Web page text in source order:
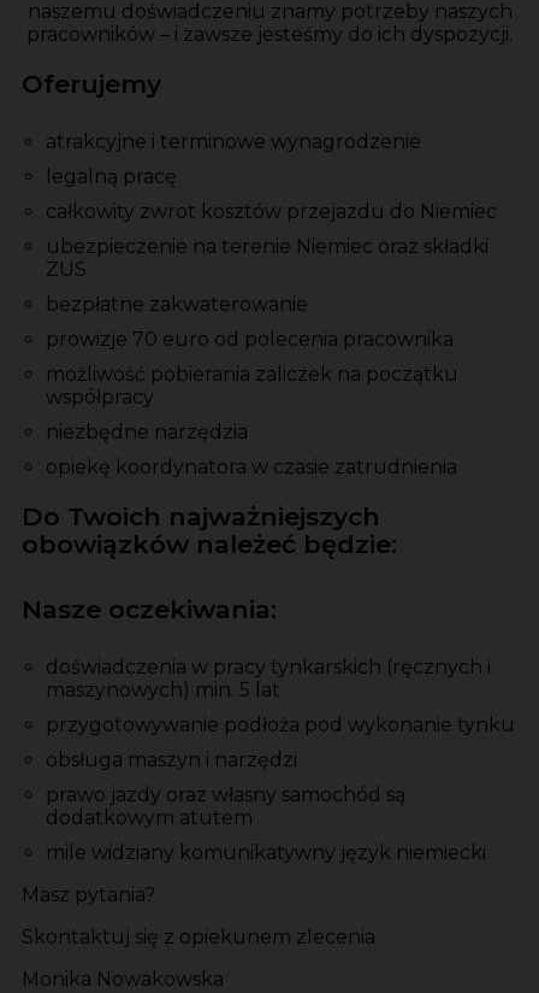
naszemu doświadczeniu znamy potrzeby naszych
pracowników – i zawsze jesteśmy do ich dyspozycji.
Oferujemy
atrakcyjne i terminowe wynagrodzenie
legalną pracę
całkowity zwrot kosztów przejazdu do Niemiec
ubezpieczenie na terenie Niemiec oraz składki
ZUS
bezpłatne zakwaterowanie
prowizje 70 euro od polecenia pracownika
możliwość pobierania zaliczek na początku
współpracy
niezbędne narzędzia
opiekę koordynatora w czasie zatrudnienia
Do Twoich najważniejszych
obowiązków należeć będzie:
Nasze oczekiwania:
doświadczenia w pracy tynkarskich (ręcznych i
maszynowych) min. 5 lat
przygotowywanie podłoża pod wykonanie tynku
obsługa maszyn i narzędzi
prawo jazdy oraz własny samochód są
dodatkowym atutem
mile widziany komunikatywny język niemiecki
Masz pytania?
Skontaktuj się z opiekunem zlecenia
Monika Nowakowska